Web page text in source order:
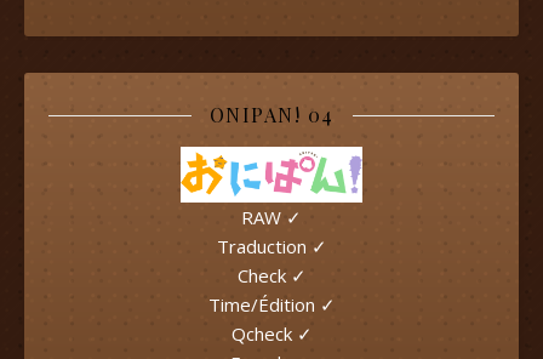
ONIPAN! 04
RAW ✓
Traduction ✓
Check ✓
Time/Édition ✓
Qcheck ✓